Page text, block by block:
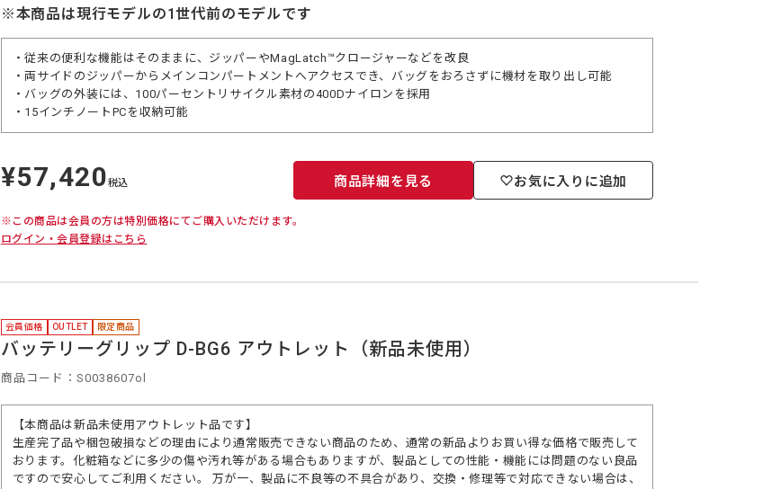
※本商品は現行モデルの1世代前のモデルです
・従来の便利な機能はそのままに、ジッパーやMagLatch™クロージャーなどを改良
・両サイドのジッパーからメインコンパートメントへアクセスでき、バッグをおろさずに機材を取り出し可能
・バッグの外装には、100パーセントリサイクル素材の400Dナイロンを採用
・15インチノートPCを収納可能
定
価
¥57,420税込 商品詳細を見る お気に入りに追加
※この商品は会員の方は特別価格にてご購入いただけます。
ログイン・会員登録はこちら
会員価格 OUTLET 限定商品
バッテリーグリップ D-BG6 アウトレット（新品未使用）
商品コード：S0038607ol
【本商品は新品未使用アウトレット品です】
生産完了品や梱包破損などの理由により通常販売できない商品のため、通常の新品よりお買い得な価格で販売して
おります。化粧箱などに多少の傷や汚れ等がある場合もありますが、製品としての性能・機能には問題のない良品
ですので安心してご利用ください。 万が一、製品に不良等の不具合があり、交換・修理等で対応できない場合は、